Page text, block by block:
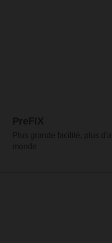
PreFIX
Plus grande facilité, plus
monde